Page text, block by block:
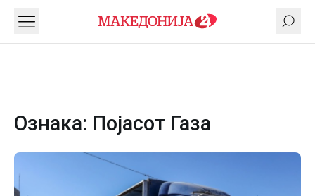
Ознака: Појасот Газа